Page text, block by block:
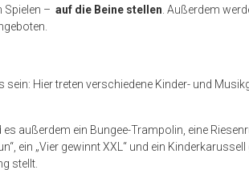
Spielen – auf die Beine stellen . Außerdem
sein: Hier treten verschiedene Kinder- und
außerdem ein Bungee-Trampolin, eine
ein „Vier gewinnt XXL“ und ein
stellt.